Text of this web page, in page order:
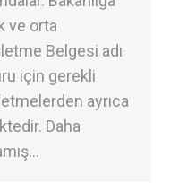
ve orta
Belgesi adı
için gerekli
ayrıca
Daha